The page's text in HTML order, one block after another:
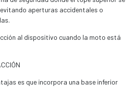
aperturas accidentales o
al dispositivo cuando la moto está
es que incorpora una base inferior